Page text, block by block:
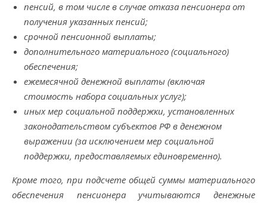
пенсий, в том числе в случае отказа пенсионера от
получения указанных пенсий;
срочной пенсионной выплаты;
дополнительного материального (социального)
обеспечения;
ежемесячной денежной выплаты (включая
стоимость набора социальных услуг);
иных мер социальной поддержки, установленных
законодательством субъектов РФ в денежном
выражении (за исключением мер социальной
поддержки, предоставляемых единовременно).
Кроме того, при подсчете общей суммы материального
обеспечения пенсионера учитываются денежные